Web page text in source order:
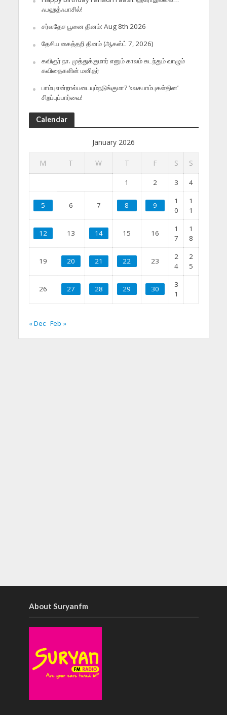
ஃபஹத்ஃபாசில்!
சர்வதேச பூனை தினம்: Aug 8th 2026
தேசிய கைத்தறி தினம் (ஆகஸ்ட் 7, 2026)
கவிஞர் நா. முத்துக்குமார் எனும் காலம் கடந்தும் வாழும்
கவிதைகளின் மனிதர்
பாம்புஎன்றால்படையும்நடுங்குமா? ‘உலகபாம்புகள்தின’
சிறப்புப்பார்வை!
Calendar
January 2026
M T W T F S S
1 2 3 4
5 6 7 8 9
1
0
1
1
12 13 14 15 16
1
7
1
8
19 20 21 22 23
2
4
2
5
26 27 28 29 30
3
1
« Dec Feb »
About Suryanfm